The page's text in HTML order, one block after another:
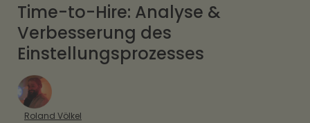
Time-to-Hire: Analyse &
Verbesserung des
Einstellungsprozesses
Roland Völkel